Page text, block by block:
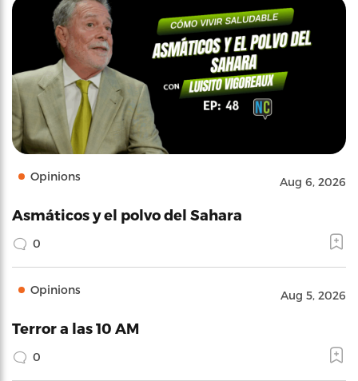
Opinions Aug 6, 2026
Asmáticos y el polvo del Sahara
0
Opinions Aug 5, 2026
Terror a las 10 AM
0